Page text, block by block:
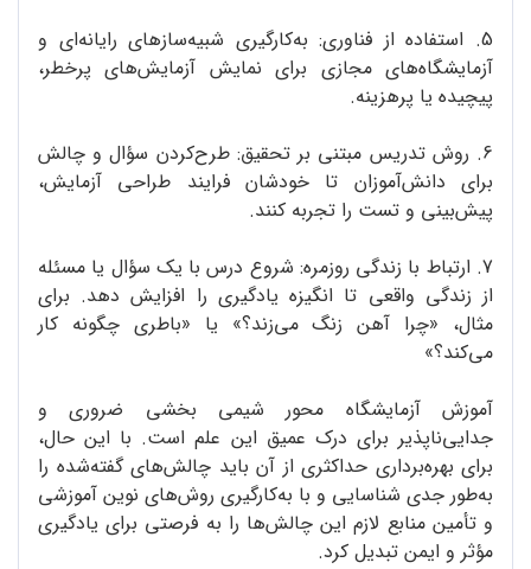
5. استفاده از فناوری: به‌کارگیری شبیه‌سازهای رایانه‌ای و
آزمایشگاه‌های مجازی برای نمایش آزمایش‌های پرخطر،
پیچیده یا پرهزینه.
6. روش تدریس مبتنی بر تحقیق: طرح‌کردن سؤال و چالش
برای دانش‌آموزان تا خودشان فرایند طراحی آزمایش،
پیش‌بینی و تست را تجربه کنند.
7. ارتباط با زندگی روزمره: شروع درس با یک سؤال یا مسئله
از زندگی واقعی تا انگیزه یادگیری را افزایش دهد. برای
مثال، «چرا آهن زنگ می‌زند؟» یا «باطری چگونه کار
می‌کند؟»
آموزش آزمایشگاه محور شیمی بخشی ضروری و
جدایی‌ناپذیر برای درک عمیق این علم است. با این حال،
برای بهره‌برداری حداکثری از آن باید چالش‌های گفته‌شده را
به‌طور جدی شناسایی و با به‌کارگیری روش‌های نوین آموزشی
و تأمین منابع لازم این چالش‌ها را به فرصتی برای یادگیری
مؤثر و ایمن تبدیل کرد.